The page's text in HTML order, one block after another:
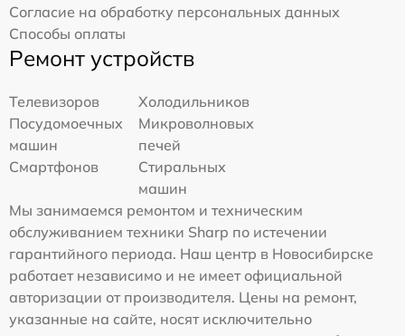
Согласие на обработку персональных данных
Способы оплаты
Ремонт устройств
Телевизоров
Холодильников
Посудомоечных
машин
Микроволновых
печей
Смартфонов
Стиральных
машин
Мы занимаемся ремонтом и техническим
обслуживанием техники Sharp по истечении
гарантийного периода. Наш центр в Новосибирске
работает независимо и не имеет официальной
авторизации от производителя. Цены на ремонт,
указанные на сайте, носят исключительно